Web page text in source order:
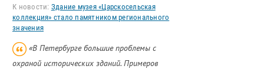
К новости: Здание музея «Царскосельская
коллекция» стало памятником регионального
значения
«В Петербурге большие проблемы с
охраной исторических зданий. Примеров